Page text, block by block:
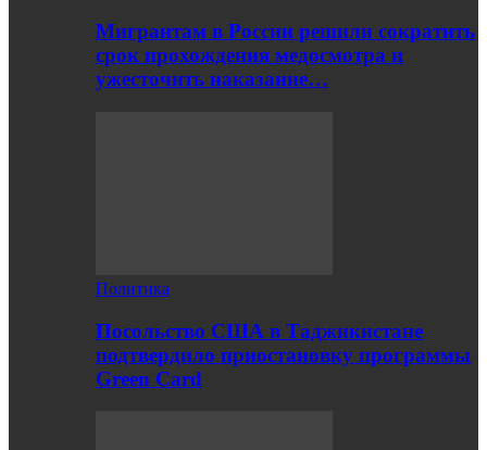
Мигрантам в России решили сократить
срок прохождения медосмотра и
ужесточить наказание…
Политика
Посольство США в Таджикистане
подтвердило приостановку программы
Green Card